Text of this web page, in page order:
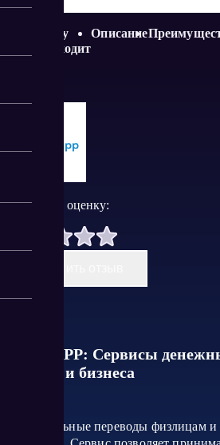
Кому
подходит
Описание
Поставить оценку:
CENT.APP: Сервисы
физлиц и бизнеса
Моментальные переводы физлицам